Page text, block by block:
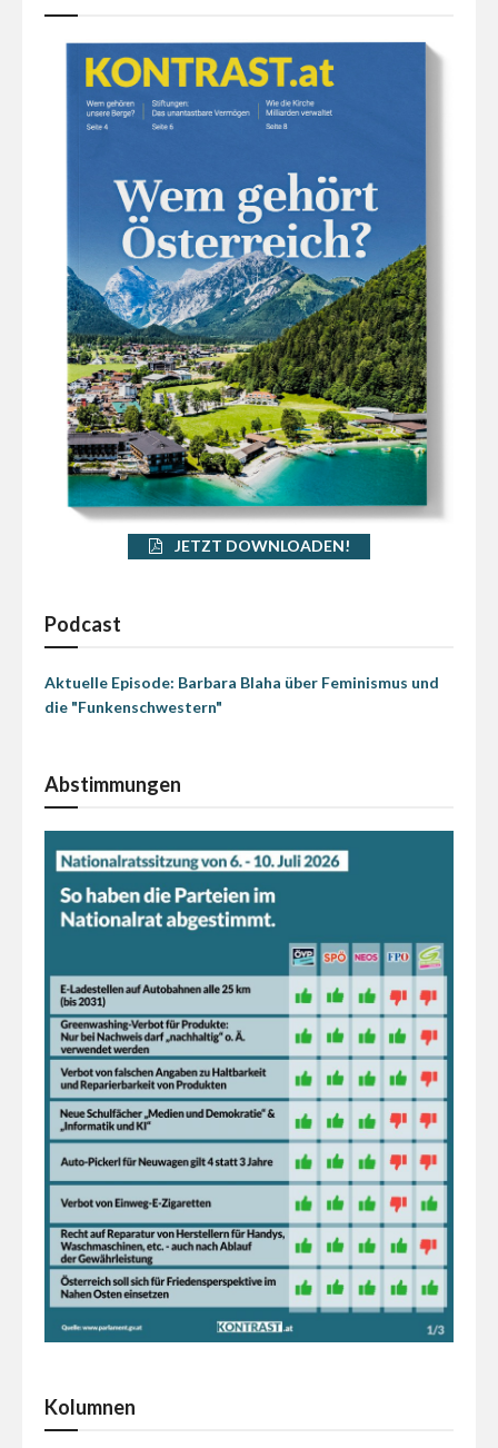
JETZT DOWNLOADEN!
Podcast
Aktuelle Episode: Barbara Blaha über Feminismus und
die "Funkenschwestern"
Abstimmungen
Kolumnen